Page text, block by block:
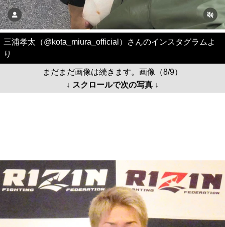
三浦孝太（@kota_miura_official）さんのインスタグラムよ
り
まだまだ画像は続きます。画像（8/9）
↓ スクロールで次の写真 ↓